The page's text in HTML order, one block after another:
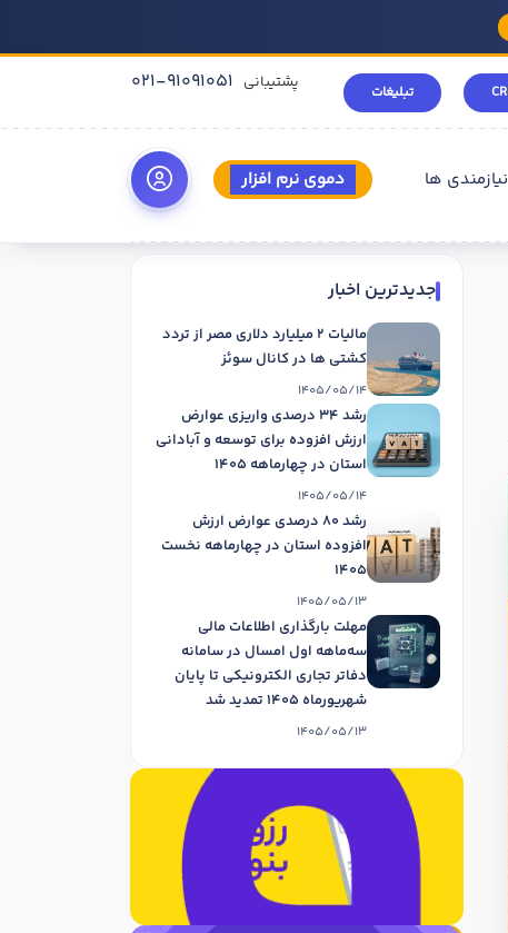
تبلیغات 021-91091051 پشتیبانی
نیازمندی ها دموی نرم افزار
جدیدترین اخبار
مالیات 2 میلیارد دلاری مصر از تردد
کشتی ها در کانال سوئز
1405/05/14
رشد 34 درصدی واریزی عوارض
ارزش افزوده برای توسعه و آبادانی
استان در چهارماهه 1405
1405/05/14
رشد 80 درصدی عوارض ارزش
افزوده استان در چهارماهه نخست
1405
1405/05/13
مهلت بارگذاری اطلاعات مالی
سه‌ماهه اول امسال در سامانه
دفاتر تجاری الکترونیکی تا پایان
شهریورماه 1405 تمدید شد
1405/05/13